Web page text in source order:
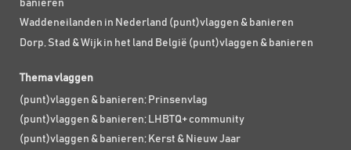
banieren
Waddeneilanden in Nederland (punt)vlaggen & banieren
Dorp, Stad & Wijk in het land België (punt)vlaggen & banieren
Thema vlaggen
(punt)vlaggen & banieren; Prinsenvlag
(punt)vlaggen & banieren; LHBTQ+ community
(punt)vlaggen & banieren; Kerst & Nieuw Jaar